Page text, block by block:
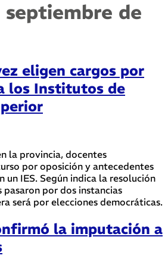
septiembre de
eligen cargos por
los Institutos de
la provincia, docentes
por oposición y antecedentes
un IES. Según indica la resolución
por dos instancias
será por elecciones democráticas.
la imputación a